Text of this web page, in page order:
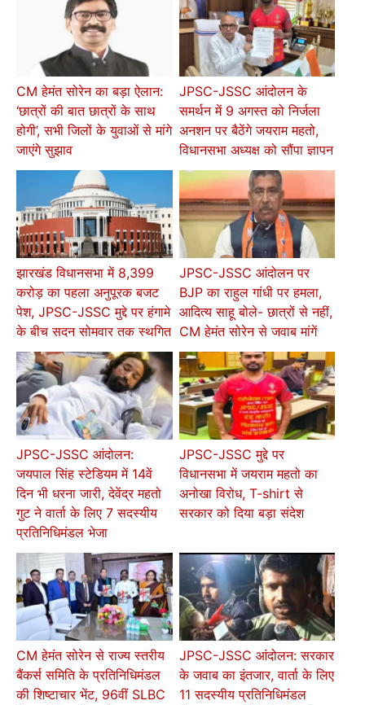
CM हेमंत सोरेन का बड़ा ऐलान:
‘छात्रों की बात छात्रों के साथ
होगी’, सभी जिलों के युवाओं से मांगे
जाएंगे सुझाव
JPSC-JSSC आंदोलन के
समर्थन में 9 अगस्त को निर्जला
अनशन पर बैठेंगे जयराम महतो,
विधानसभा अध्यक्ष को सौंपा ज्ञापन
झारखंड विधानसभा में 8,399
करोड़ का पहला अनुपूरक बजट
पेश, JPSC-JSSC मुद्दे पर हंगामे
के बीच सदन सोमवार तक स्थगित
JPSC-JSSC आंदोलन पर
BJP का राहुल गांधी पर हमला,
आदित्य साहू बोले- छात्रों से नहीं,
CM हेमंत सोरेन से जवाब मांगें
JPSC-JSSC आंदोलन:
जयपाल सिंह स्टेडियम में 14वें
दिन भी धरना जारी, देवेंद्र महतो
गुट ने वार्ता के लिए 7 सदस्यीय
प्रतिनिधिमंडल भेजा
JPSC-JSSC मुद्दे पर
विधानसभा में जयराम महतो का
अनोखा विरोध, T-shirt से
सरकार को दिया बड़ा संदेश
CM हेमंत सोरेन से राज्य स्तरीय
बैंकर्स समिति के प्रतिनिधिमंडल
की शिष्टाचार भेंट, 96वीं SLBC
JPSC-JSSC आंदोलन: सरकार
के जवाब का इंतजार, वार्ता के लिए
11 सदस्यीय प्रतिनिधिमंडल